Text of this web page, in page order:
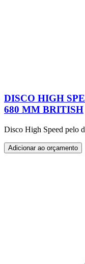
DISCO HIGH
680 MM BRITISH
Disco High Speed pelo
Adicionar ao orçamento